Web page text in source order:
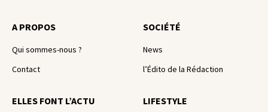
A PROPOS
Qui sommes-nous ?
Contact
SOCIÉTÉ
News
l’Édito de la Rédaction
ELLES FONT L’ACTU LIFESTYLE